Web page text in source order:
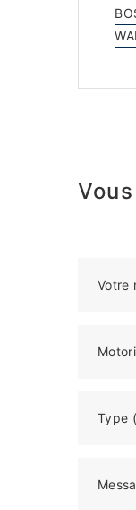
Votre
Type